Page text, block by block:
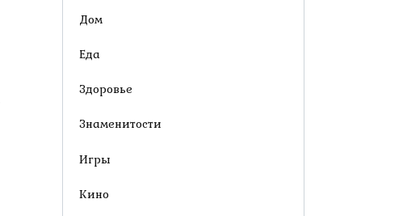
Дом
Еда
Здоровье
Знаменитости
Игры
Кино